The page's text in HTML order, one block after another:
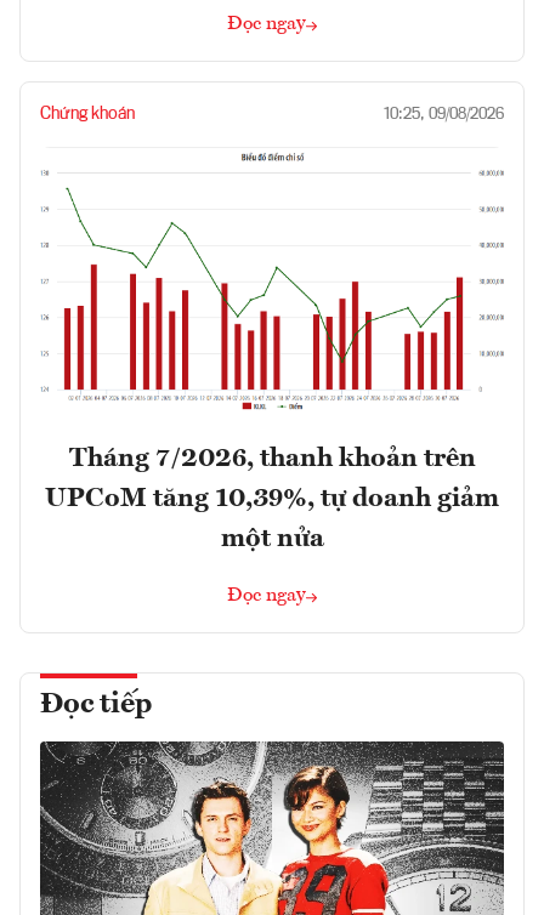
Đọc ngay
Chứng khoán 10:25, 09/08/2026
Tháng 7/2026, thanh khoản trên
UPCoM tăng 10,39%, tự doanh giảm
một nửa
Đọc ngay
Đọc tiếp